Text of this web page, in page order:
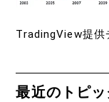
TradingView提供
最近のトピッ